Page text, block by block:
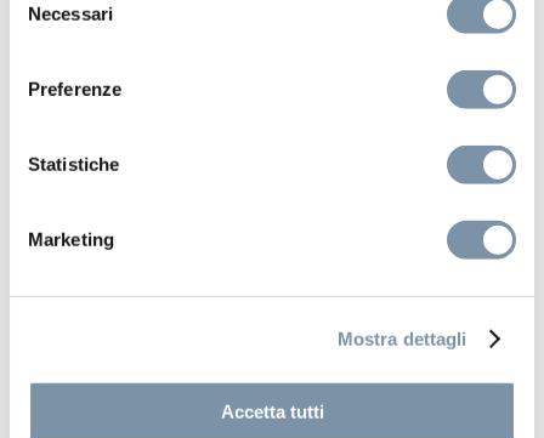
delNecessari
Preferenze
Statistiche
Marketing
Mostra dettagli
Accetta tutti